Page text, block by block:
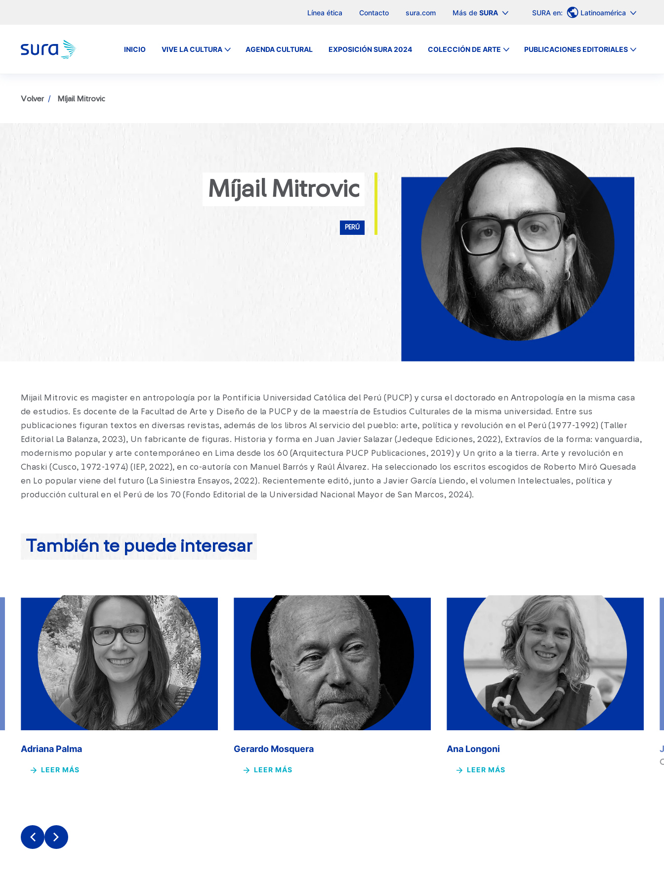
Línea ética Contacto sura.com Más de SURA SURA en: Latinoamérica
INICIO VIVE LA CULTURA AGENDA CULTURAL EXPOSICIÓN SURA 2024 COLECCIÓN DE ARTE PUBLICACIONES EDITORIALES
Volver Míjail Mitrovic
Míjail Mitrovic
PERÚ
Mijail Mitrovic es magister en antropología por la Pontificia Universidad Católica del Perú (PUCP) y cursa el doctorado en Antropología en la misma casa
de estudios. Es docente de la Facultad de Arte y Diseño de la PUCP y de la maestría de Estudios Culturales de la misma universidad. Entre sus
publicaciones figuran textos en diversas revistas, además de los libros Al servicio del pueblo: arte, política y revolución en el Perú (1977-1992) (Taller
Editorial La Balanza, 2023), Un fabricante de figuras. Historia y forma en Juan Javier Salazar (Jedeque Ediciones, 2022), Extravíos de la forma: vanguardia,
modernismo popular y arte contemporáneo en Lima desde los 60 (Arquitectura PUCP Publicaciones, 2019) y Un grito a la tierra. Arte y revolución en
Chaski (Cusco, 1972-1974) (IEP, 2022), en co-autoría con Manuel Barrós y Raúl Álvarez. Ha seleccionado los escritos escogidos de Roberto Miró Quesada
en Lo popular viene del futuro (La Siniestra Ensayos, 2022). Recientemente editó, junto a Javier García Liendo, el volumen Intelectuales, política y
producción cultural en el Perú de los 70 (Fondo Editorial de la Universidad Nacional Mayor de San Marcos, 2024).
También te puede interesar
Adriana Palma
LEER MÁS
Gerardo Mosquera
LEER MÁS
Ana Longoni
LEER MÁS